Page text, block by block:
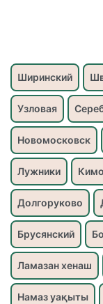
Ширинский
Узловая
Новомосковск
Лужники
Долгоруково
Брусянский
Ламазан хенаш
Намаз уақыты